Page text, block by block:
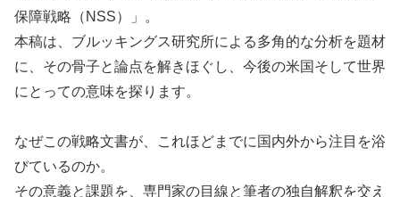
保障戦略（NSS）」。
本稿は、ブルッキングス研究所による多角的な分析を題材
に、その骨子と論点を解きほぐし、今後の米国そして世界
にとっての意味を探ります。
なぜこの戦略文書が、これほどまでに国内外から注目を浴
びているのか。
その意義と課題を、専門家の目線と筆者の独自解釈を交え